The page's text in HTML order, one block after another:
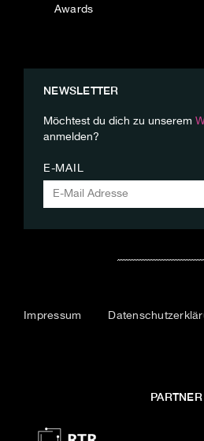
Awards
NEWSLETTER
Möchtest du dich zu unserem
anmelden?
E-MAIL
Impressum
PARTNER